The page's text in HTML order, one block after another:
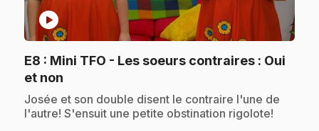
play_circle
E8 : Mini TFO - Les soeurs contraires : Oui
et non
.Josée et son double disent le contraire l'une de
l'autre! S'ensuit une petite obstination rigolote!